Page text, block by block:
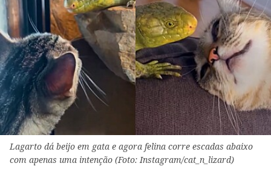
Lagarto dá beijo em gata e agora felina corre escadas abaixo
com apenas uma intenção (Foto: Instagram/cat_n_lizard)